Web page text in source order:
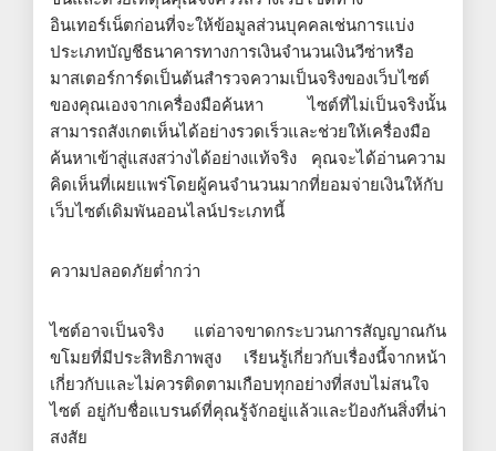
อินเทอร์เน็ตก่อนที่จะให้ข้อมูลส่วนบุคคลเช่นการแบ่ง
ประเภทบัญชีธนาคารทางการเงินจำนวนเงินวีซ่าหรือ
มาสเตอร์การ์ดเป็นต้นสำรวจความเป็นจริงของเว็บไซต์
ของคุณเองจากเครื่องมือค้นหา ไซต์ที่ไม่เป็นจริงนั้น
สามารถสังเกตเห็นได้อย่างรวดเร็วและช่วยให้เครื่องมือ
ค้นหาเข้าสู่แสงสว่างได้อย่างแท้จริง คุณจะได้อ่านความ
คิดเห็นที่เผยแพร่โดยผู้คนจำนวนมากที่ยอมจ่ายเงินให้กับ
เว็บไซต์เดิมพันออนไลน์ประเภทนี้
ความปลอดภัยต่ำกว่า
ไซต์อาจเป็นจริง แต่อาจขาดกระบวนการสัญญาณกัน
ขโมยที่มีประสิทธิภาพสูง เรียนรู้เกี่ยวกับเรื่องนี้จากหน้า
เกี่ยวกับและไม่ควรติดตามเกือบทุกอย่างที่สงบไม่สนใจ
ไซต์ อยู่กับชื่อแบรนด์ที่คุณรู้จักอยู่แล้วและป้องกันสิ่งที่น่า
สงสัย